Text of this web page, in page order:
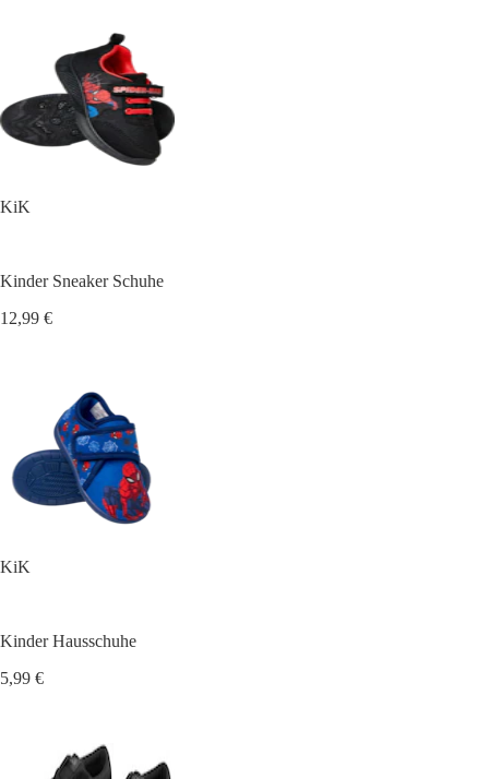
KiK
Kinder Sneaker Schuhe
12,99 €
KiK
Kinder Hausschuhe
5,99 €